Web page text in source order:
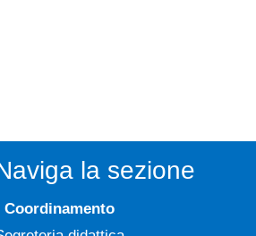
la sezione
Coordinamento